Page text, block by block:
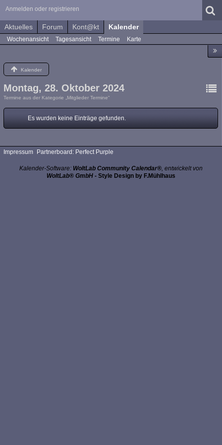
Anmelden oder registrieren
Aktuelles Forum Kont@kt Kalender
Wochenansicht Tagesansicht Termine Karte
Kalender
Montag, 28. Oktober 2024
Termine aus der Kategorie „Mitglieder Termine“
Es wurden keine Einträge gefunden.
Impressum Partnerboard: Perfect Purple
Kalender-Software: WoltLab Community Calendar®, entwickelt von
WoltLab® GmbH